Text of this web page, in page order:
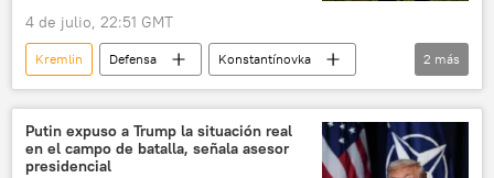
4 de julio, 22:51 GMT
Kremlin Defensa
Konstantínovka
Donetsk
Artiómovsk
2 más
Putin expuso a Trump la situación real
en el campo de batalla, señala asesor
presidencial